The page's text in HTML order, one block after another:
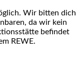
Wir bitten dich
da wir kein
befindet
REWE.